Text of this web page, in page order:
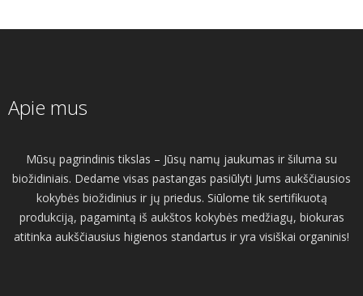
Apie mus
Mūsų pagrindinis tikslas – Jūsų namų jaukumas ir šiluma su
biožidiniais. Dedame visas pastangas pasiūlyti Jums aukščiausios
kokybės biožidinius ir jų priedus. Siūlome tik sertifikuotą
produkciją, pagamintą iš aukštos kokybės medžiagų, biokuras
atitinka aukščiausius higienos standartus ir yra visiškai organinis!